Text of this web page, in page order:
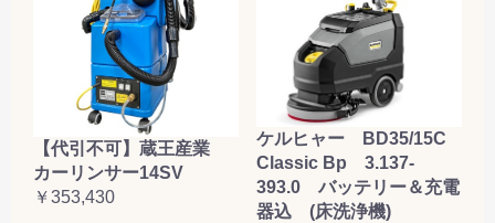
【代引不可】蔵王産業
カーリンサー14SV
￥353,430
ケルヒャー BD35/15C
Classic Bp 3.137-
393.0 バッテリー＆充電
器込 (床洗浄機)